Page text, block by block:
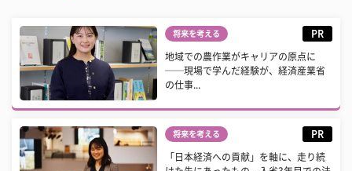
将来を考える PR
地域での農作業がキャリアの原点に
──現場で学んだ経験が、経済産業省
の仕事...
将来を考える PR
「日本経済への貢献」を軸に、走り続